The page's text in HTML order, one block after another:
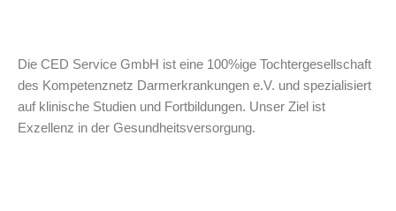
Die CED Service GmbH ist eine 100%ige Tochtergesellschaft
des Kompetenznetz Darmerkrankungen e.V. und spezialisiert
auf klinische Studien und Fortbildungen. Unser Ziel ist
Exzellenz in der Gesundheitsversorgung.